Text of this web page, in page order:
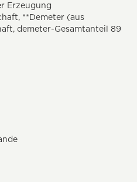
Erzeugung
**Demeter (aus
demeter-Gesamtanteil 89